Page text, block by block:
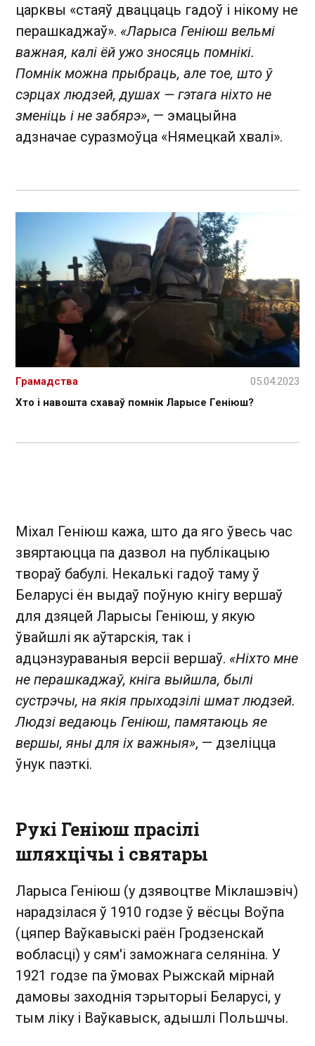
царквы «стаяў дваццаць гадоў і нікому не
перашкаджаў». «Ларыса Геніюш вельмі
важная, калі ёй ужо зносяць помнікі.
Помнік можна прыбраць, але тое, што ў
сэрцах людзей, душах — гэтага ніхто не
зменіць і не забярэ», — эмацыйна
адзначае суразмоўца «Нямецкай хвалі».
Хто і навошта схаваў помнік Ларысе Геніюш?
Грамадства 05.04.2023
Міхал Геніюш кажа, што да яго ўвесь час
звяртаюцца па дазвол на публікацыю
твораў бабулі. Некалькі гадоў таму ў
Беларусі ён выдаў поўную кнігу вершаў
для дзяцей Ларысы Геніюш, у якую
ўвайшлі як аўтарскія, так і
адцэнзураваныя версіі вершаў. «Ніхто мне
не перашкаджаў, кніга выйшла, былі
сустрэчы, на якія прыходзілі шмат людзей.
Людзі ведаюць Геніюш, памятаюць яе
вершы, яны для іх важныя», — дзеліцца
ўнук паэткі.
Рукі Геніюш прасілі
шляхцічы і святары
Ларыса Геніюш (у дзявоцтве Міклашэвіч)
нарадзілася ў 1910 годзе ў вёсцы Воўпа
(цяпер Ваўкавыскі раён Гродзенскай
вобласці) у сям'і заможнага селяніна. У
1921 годзе па ўмовах Рыжскай мірнай
дамовы заходнія тэрыторыі Беларусі, у
тым ліку і Ваўкавыск, адышлі Польшчы.